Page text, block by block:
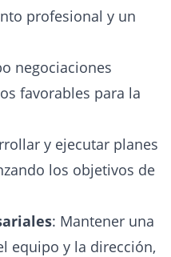
profesional y un
negociaciones
favorables para la
y ejecutar planes
los objetivos de
: Mantener una
equipo y la dirección,